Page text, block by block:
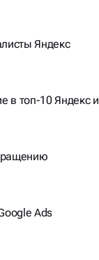
Яндекс
в топ-10 Яндекс и
Ads